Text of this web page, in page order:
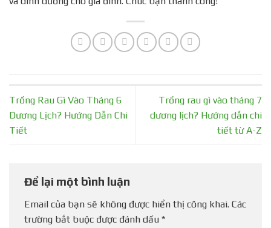
Trồng Rau Gì Vào Tháng 6
Dương Lịch? Hướng Dẫn Chi
Tiết
Trồng rau gì vào tháng 7
dương lịch? Hướng dẫn chi
tiết từ A-Z
Để lại một bình luận
Email của bạn sẽ không được hiển thị công khai. Các
trường bắt buộc được đánh dấu *